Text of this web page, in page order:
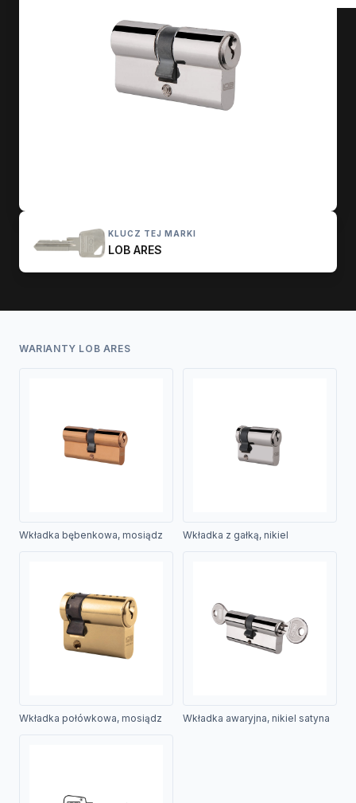
KLUCZ TEJ MARKI
LOB ARES
WARIANTY LOB ARES
Wkładka bębenkowa, mosiądz Wkładka z gałką, nikiel
Wkładka połówkowa, mosiądz Wkładka awaryjna, nikiel satyna